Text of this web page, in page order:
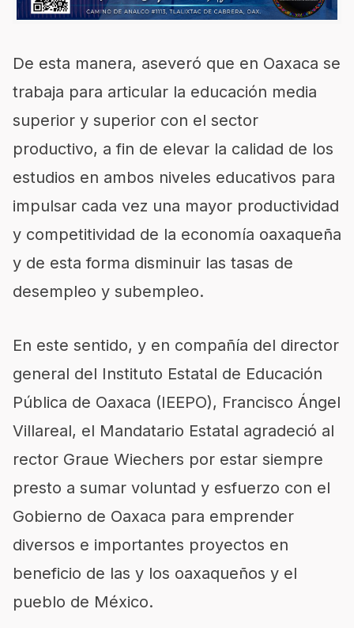
De esta manera, aseveró que en Oaxaca se
trabaja para articular la educación media
superior y superior con el sector
productivo, a fin de elevar la calidad de los
estudios en ambos niveles educativos para
impulsar cada vez una mayor productividad
y competitividad de la economía oaxaqueña
y de esta forma disminuir las tasas de
desempleo y subempleo.
En este sentido, y en compañía del director
general del Instituto Estatal de Educación
Pública de Oaxaca (IEEPO), Francisco Ángel
Villareal, el Mandatario Estatal agradeció al
rector Graue Wiechers por estar siempre
presto a sumar voluntad y esfuerzo con el
Gobierno de Oaxaca para emprender
diversos e importantes proyectos en
beneficio de las y los oaxaqueños y el
pueblo de México.